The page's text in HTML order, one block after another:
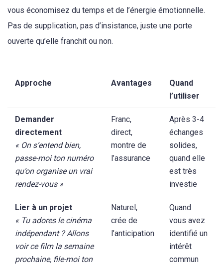
vous économisez du temps et de l’énergie émotionnelle.
Pas de supplication, pas d’insistance, juste une porte
ouverte qu’elle franchit ou non.
Approche Avantages
Quand
l’utiliser
Demander
directement
« On s’entend bien,
passe-moi ton numéro
qu’on organise un vrai
rendez-vous »
Franc,
direct,
montre de
l’assurance
Après 3-4
échanges
solides,
quand elle
est très
investie
Lier à un projet
« Tu adores le cinéma
indépendant ? Allons
voir ce film la semaine
prochaine, file-moi ton
Naturel,
crée de
l’anticipation
Quand
vous avez
identifié un
intérêt
commun